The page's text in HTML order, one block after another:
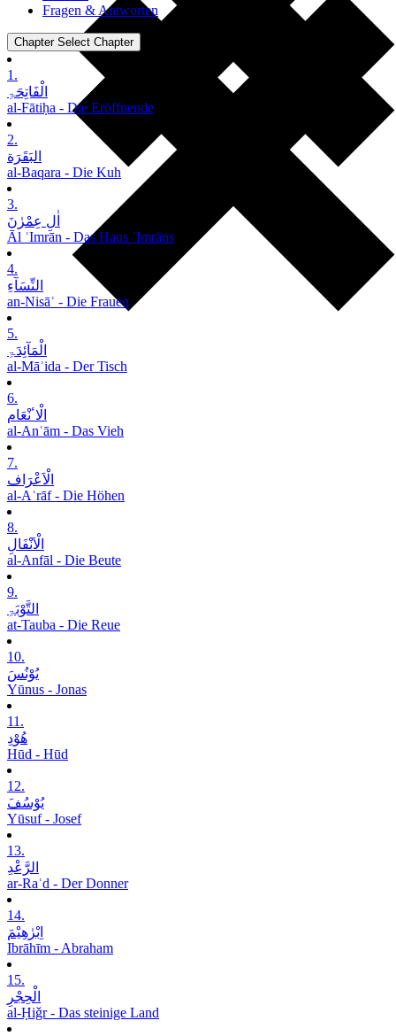
Fragen & Antworten
Chapter Select Chapter
1.
الْفَاتِحَۃِ
al-Fātiḥa - Die Eröffnende
2.
البَقَرَة
al-Baqara - Die Kuh
3.
اٰلِ عِمْرٰنَ
Āl ʿImrān - Das Haus ʿImrāns
4.
النِّسَآءِ
an-Nisāʾ - Die Frauen
5.
الْمَآئِدَۃِ
al-Māʾida - Der Tisch
6.
الْاٴنْعَام
al-Anʿām - Das Vieh
7.
الْاَعْرَاف
al-Aʿrāf - Die Höhen
8.
الْاَنْفَالِ
al-Anfāl - Die Beute
9.
التَّوْبَۃِ
at-Tauba - Die Reue
10.
یُوْنُسَ
Yūnus - Jonas
11.
ھُوْدِ
Hūd - Hūd
12.
یُوْسُفَ
Yūsuf - Josef
13.
الرَّعْدِ
ar-Raʿd - Der Donner
14.
اِبْرٰھِیْمَ
Ibrāhīm - Abraham
15.
الْحِجْرِ
al-Ḥiǧr - Das steinige Land